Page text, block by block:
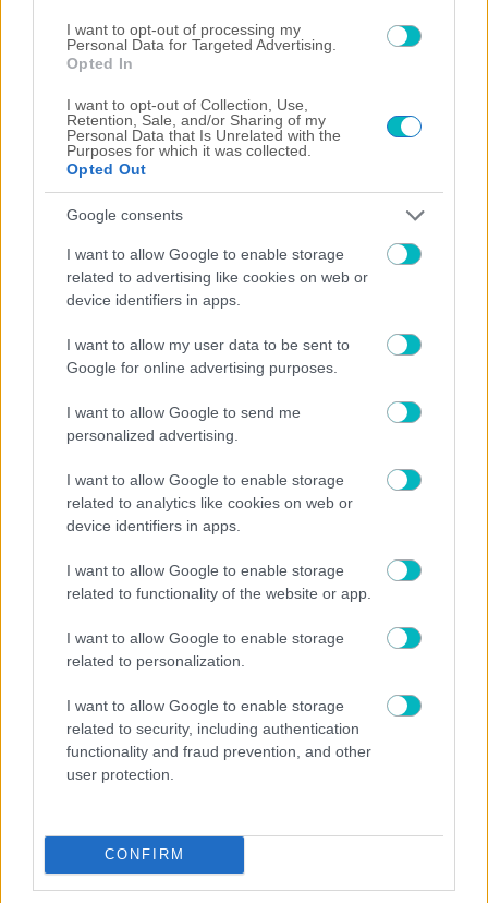
I want to opt-out of processing my
Personal Data for Targeted Advertising.
Opted In
I want to opt-out of Collection, Use,
Retention, Sale, and/or Sharing of my
Personal Data that Is Unrelated with the
Purposes for which it was collected.
Opted Out
Google consents
I want to allow Google to enable storage
related to advertising like cookies on web or
device identifiers in apps.
I want to allow my user data to be sent to
Google for online advertising purposes.
I want to allow Google to send me
personalized advertising.
I want to allow Google to enable storage
related to analytics like cookies on web or
device identifiers in apps.
I want to allow Google to enable storage
related to functionality of the website or app.
I want to allow Google to enable storage
related to personalization.
I want to allow Google to enable storage
related to security, including authentication
functionality and fraud prevention, and other
user protection.
CONFIRM
06/08/2026 | 19:51:04
ΔΙΕΘΝΗ
06/08/2026 | 19:38:53
SUPER LEAGUE, ΔΙΕΘΝΗ
Ολυμπιακός: Επίσημα στην Ρίβερ Πλέιτ ο Ορτέγκα
06/08/2026 | 19:34:05
Η ΑΕΚ ανανέωσε Ρεσέντε!
SUPER LEAGUE
06/08/2026 | 19:12:41
ΠΟΔΟΣΦΑΙΡΟ ΑΕΚ
Οι «αποκαλύψεις» του Βιτάλις: «Γκολ ή ασίστ;», το
Τρίκαλα: Ξεμούδιασμα πριν το Κύπελλο